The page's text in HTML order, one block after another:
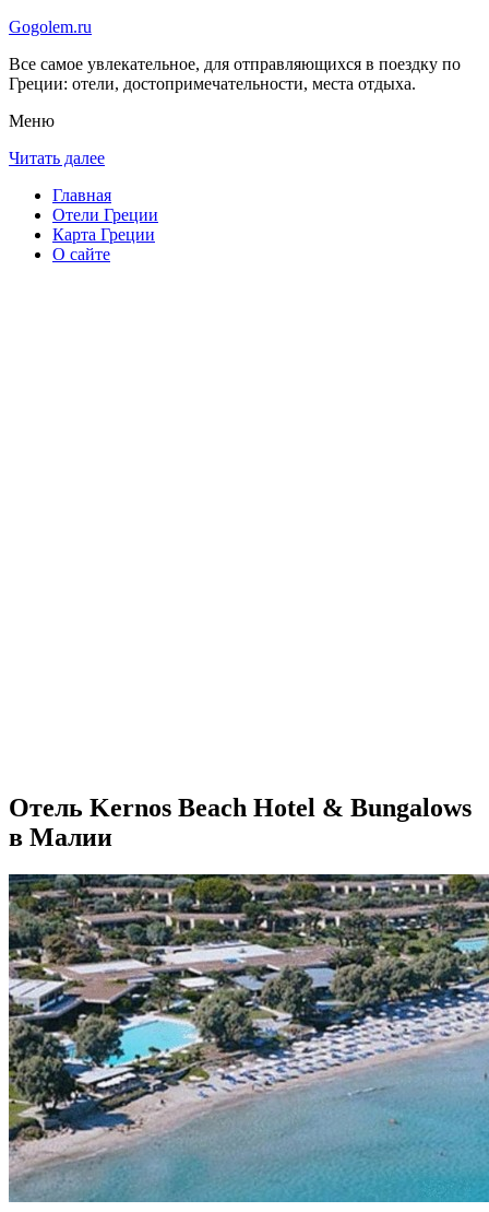
Gogolem.ru
Все самое увлекательное, для отправляющихся в поездку по
Греции: отели, достопримечательности, места отдыха.
Меню
Читать далее
Главная
Отели Греции
Карта Греции
О сайте
Отель Kernos Beach Hotel & Bungalows
в Малии